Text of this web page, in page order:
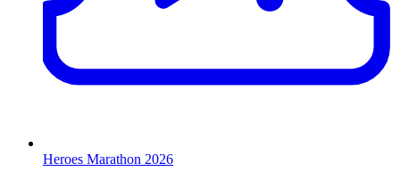
Heroes Marathon 2026